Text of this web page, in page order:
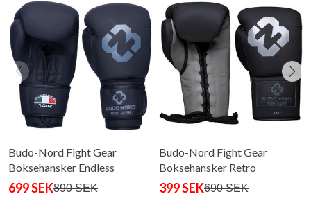
Budo-Nord Fight Gear
Boksehansker Endless
Mexico
699 SEK890 SEK
Budo-Nord Fight Gear
Boksehansker Retro
399 SEK690 SEK